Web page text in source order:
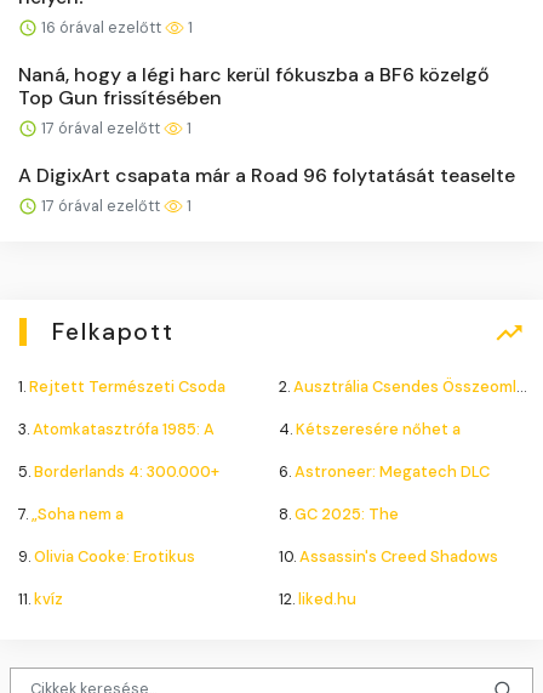
16 órával ezelőtt 1
Naná, hogy a légi harc kerül fókuszba a BF6 közelgő
Top Gun frissítésében
17 órával ezelőtt 1
A DigixArt csapata már a Road 96 folytatását teaselte
17 órával ezelőtt 1
Felkapott
1.Rejtett Természeti Csoda 2.Ausztrália Csendes Összeomlása
3.Atomkatasztrófa 1985: A 4.Kétszeresére nőhet a
5.Borderlands 4: 300.000+ 6.Astroneer: Megatech DLC
7.„Soha nem a 8.GC 2025: The
9.Olivia Cooke: Erotikus 10.Assassin's Creed Shadows
11.kvíz 12.liked.hu